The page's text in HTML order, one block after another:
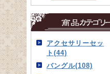
アクセサリーセッ
ト(44)
バングル(108)